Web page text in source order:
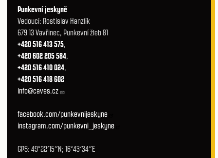
Punkevní jeskyně
Vedoucí: Rostislav Hanzlík
679 13 Vavřinec, Punkevní žleb 81
+420 516 413 575,
+420 602 205 584,
+420 516 410 024,
+420 516 418 602
info@caves.cz
facebook.com/punkevnijeskyne
instagram.com/punkevni_jeskyne
GPS: 49°22′15″N; 16°43′34″E